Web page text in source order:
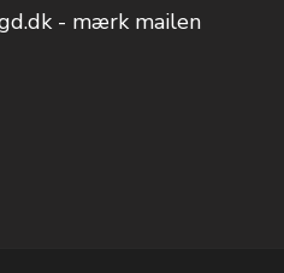
- mærk mailen